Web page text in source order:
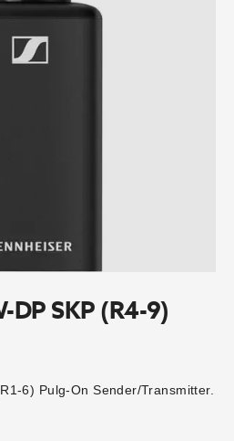
DP SKP (R4-9)
6) Pulg-On Sender/Transmitter.